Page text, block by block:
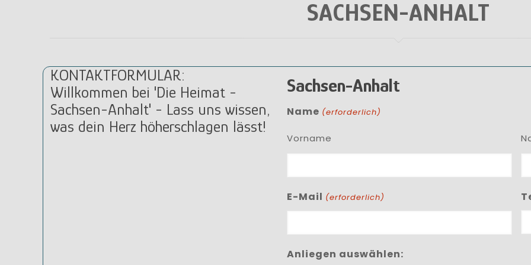
SACHSEN-ANHALT
KONTAKTFORMULAR:
Willkommen bei 'Die Heimat -
Sachsen-Anhalt' - Lass uns wissen,
was dein Herz höherschlagen lässt!
Sachsen-Anhalt
Name (erforderlich)
Vorname
E-Mail (erforderlich)
Anliegen auswählen: